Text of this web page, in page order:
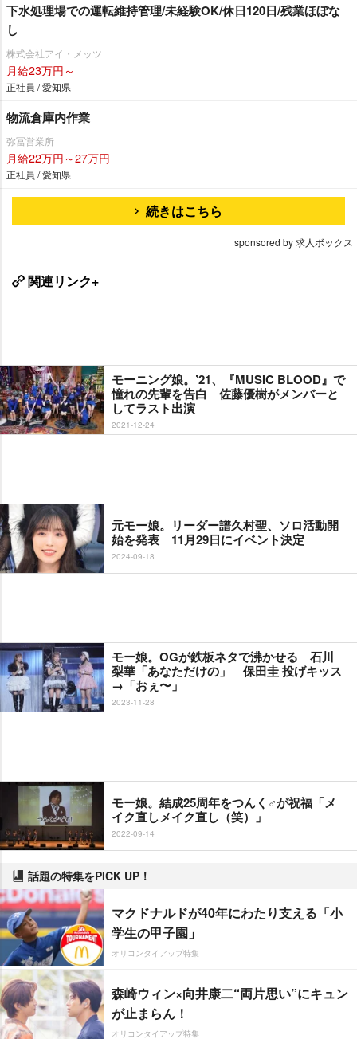
下水処理場での運転維持管理/未経験OK/休日120日/残業ほぼな
し
株式会社アイ・メッツ
月給23万円～
正社員 / 愛知県
物流倉庫内作業
弥冨営業所
月給22万円～27万円
正社員 / 愛知県
続きはこちら
sponsored by 求人ボックス
関連リンク+
モーニング娘。’21、『MUSIC BLOOD』で
憧れの先輩を告白 佐藤優樹がメンバーと
してラスト出演
2021-12-24
元モー娘。リーダー譜久村聖、ソロ活動開
始を発表 11月29日にイベント決定
2024-09-18
モー娘。OGが鉄板ネタで沸かせる 石川
梨華「あなただけの」 保田圭 投げキッス
→「おぇ〜」
2023-11-28
モー娘。結成25周年をつんく♂が祝福「メ
イク直しメイク直し（笑）」
2022-09-14
話題の特集をPICK UP！
マクドナルドが40年にわたり支える「小
学生の甲子園」
オリコンタイアップ特集
森崎ウィン×向井康二“両片思い”にキュン
が止まらん！
オリコンタイアップ特集